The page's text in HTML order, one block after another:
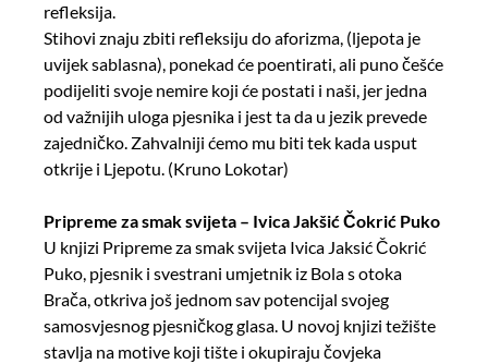
refleksija.
Stihovi znaju zbiti refleksiju do aforizma, (ljepota je
uvijek sablasna), ponekad će poentirati, ali puno češće
podijeliti svoje nemire koji će postati i naši, jer jedna
od važnijih uloga pjesnika i jest ta da u jezik prevede
zajedničko. Zahvalniji ćemo mu biti tek kada usput
otkrije i Ljepotu. (Kruno Lokotar)
Pripreme za smak svijeta – Ivica Jakšić Čokrić Puko
U knjizi Pripreme za smak svijeta Ivica Jaksić Čokrić
Puko, pjesnik i svestrani umjetnik iz Bola s otoka
Brača, otkriva još jednom sav potencijal svojeg
samosvjesnog pjesničkog glasa. U novoj knjizi težište
stavlja na motive koji tište i okupiraju čovjeka